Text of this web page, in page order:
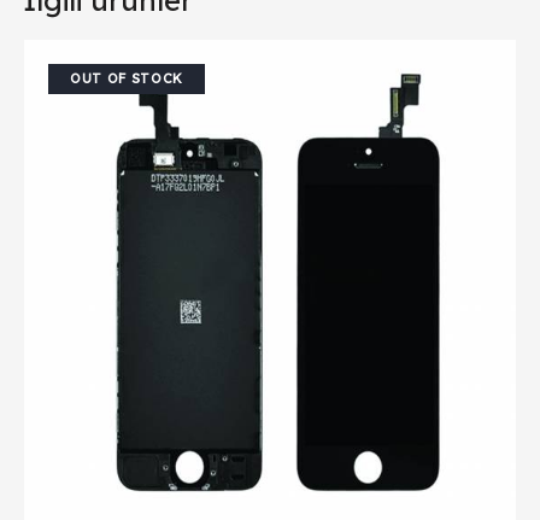
OUT OF STOCK